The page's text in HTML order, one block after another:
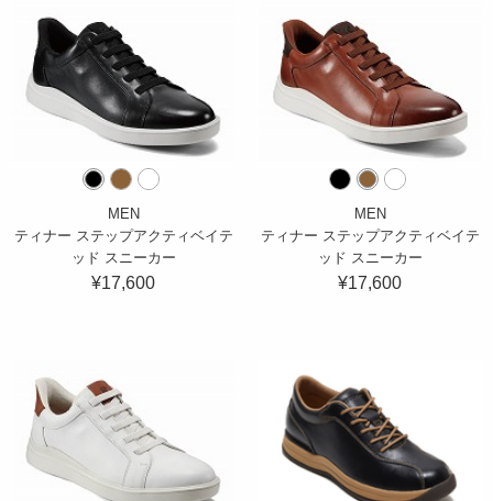
MEN
ティナー ステップアクティベイテ
ッド スニーカー
¥17,600
MEN
ティナー ステップアクティベイテ
ッド スニーカー
¥17,600